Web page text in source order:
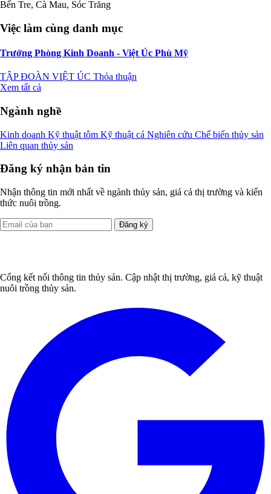
Bến Tre, Cà Mau, Sóc Trăng
Việc làm cùng danh mục
Trưởng Phòng Kinh Doanh - Việt Úc Phù Mỹ
TẬP ĐOÀN VIỆT ÚC Thỏa thuận
Xem tất cả
Ngành nghề
Kinh doanh Kỹ thuật tôm Kỹ thuật cá Nghiên cứu Chế biến thủy sản
Liên quan thủy sản
Đăng ký nhận bản tin
Nhận thông tin mới nhất về ngành thủy sản, giá cả thị trường và kiến
thức nuôi trồng.
Đăng ký
Cổng kết nối thông tin thủy sản. Cập nhật thị trường, giá cả, kỹ thuật
nuôi trồng thủy sản.